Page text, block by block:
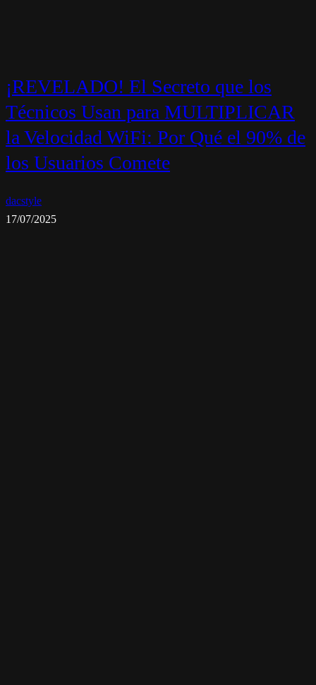
¡REVELADO! El Secreto que los
Técnicos Usan para MULTIPLICAR
la Velocidad WiFi: Por Qué el 90% de
los Usuarios Comete
dacstyle
17/07/2025